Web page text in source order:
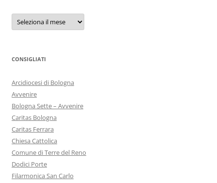
Archivio
CONSIGLIATI
Arcidiocesi di Bologna
Avvenire
Bologna Sette – Avvenire
Caritas Bologna
Caritas Ferrara
Chiesa Cattolica
Comune di Terre del Reno
Dodici Porte
Filarmonica San Carlo